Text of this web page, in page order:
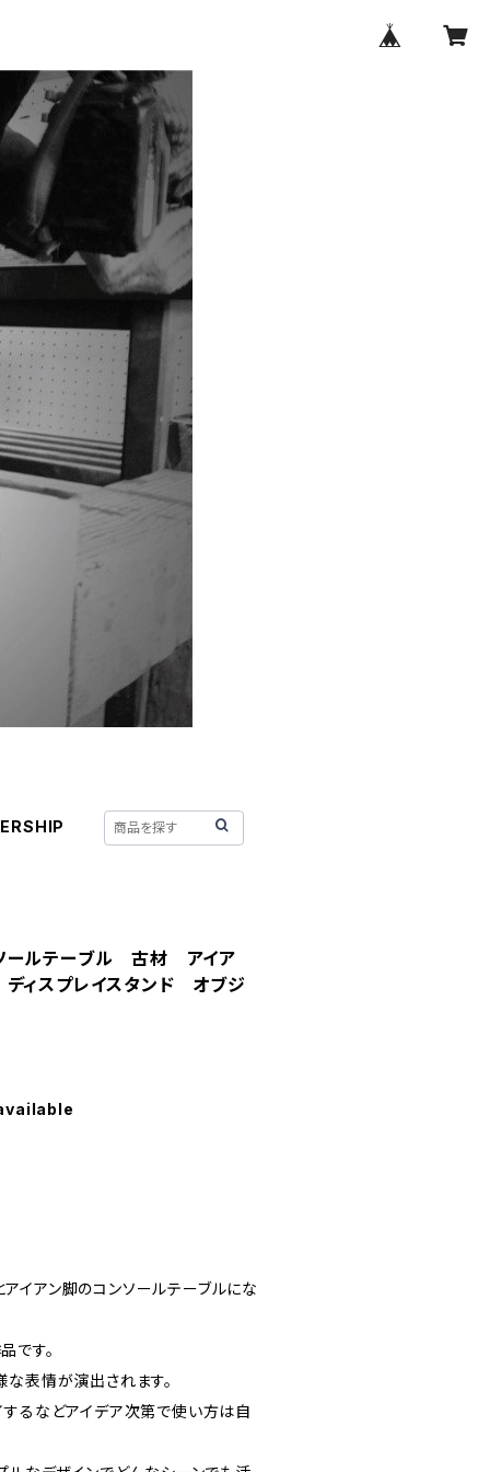
ルテーブル 古材 アイア
ィスプレイスタンド オブジ
イアン脚のコンソールテーブルにな
です。
な表情が演出されます。
するなどアイデア次第で使い方は自